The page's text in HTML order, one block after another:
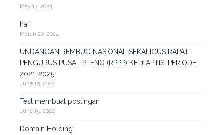
May 17, 2024
hai
March 20, 2024
UNDANGAN REMBUG NASIONAL SEKALIGUS RAPAT
PENGURUS PUSAT PLENO (RPPP) KE-1 APTISI PERIODE
2021-2025
June 15, 2022
Test membuat postingan
June 15, 2022
Domain Holding